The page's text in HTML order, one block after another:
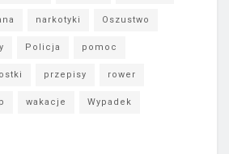
narkotyki Oszustwo
Policja pomoc
przepisy rower
wakacje Wypadek